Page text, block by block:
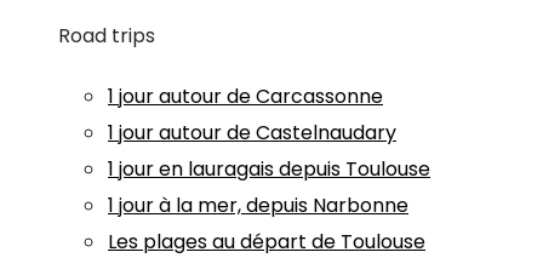
Road trips
1 jour autour de Carcassonne
1 jour autour de Castelnaudary
1 jour en lauragais depuis Toulouse
1 jour à la mer, depuis Narbonne
Les plages au départ de Toulouse